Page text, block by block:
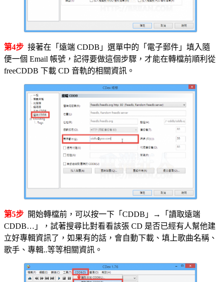
第4步 接著在「遠端 CDDB」選單中的「電子郵件」填入隨
便一個 Email 帳號，記得要做這個步驟，才能在轉檔前順利從
freeCDDB 下載 CD 音軌的相關資訊。
第5步 開始轉檔前，可以按一下「CDDB」→「讀取遠端
CDDB…」，試著搜尋比對看看該張 CD 是否已經有人幫他建
立好專輯資訊了，如果有的話，會自動下載、填上歌曲名稱、
歌手、專輯..等等相關資訊。